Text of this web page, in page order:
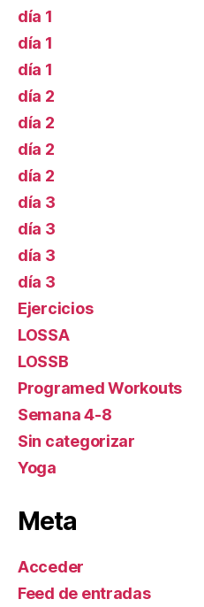
día 1
día 1
día 1
día 2
día 2
día 2
día 2
día 3
día 3
día 3
día 3
Ejercicios
LOSSA
LOSSB
Programed Workouts
Semana 4-8
Sin categorizar
Yoga
Meta
Acceder
Feed de entradas